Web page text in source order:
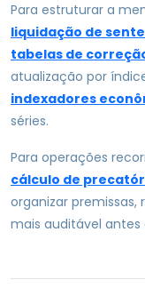
Para estruturar a
liquidação de
tabelas de
atualização por
indexadores
séries.
Para operações
cálculo de
organizar
mais auditável antes